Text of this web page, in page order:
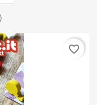
favorite_border